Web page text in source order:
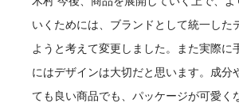
いくためには、ブランドとして統一した
ようと考えて変更しました。また実際に
にはデザインは大切だと思います。成分
ても良い商品でも、パッケージが可愛く